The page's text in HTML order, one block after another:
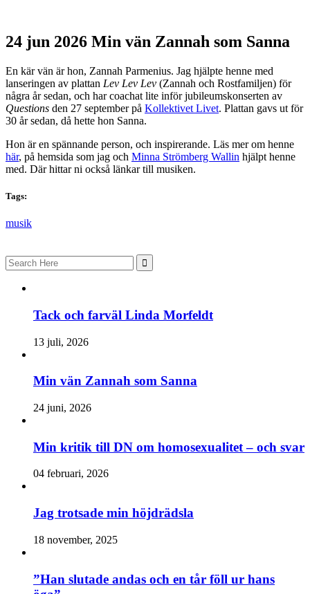
24 jun 2026 Min vän Zannah som Sanna
En kär vän är hon, Zannah Parmenius. Jag hjälpte henne med
lanseringen av plattan Lev Lev Lev (Zannah och Rostfamiljen) för
några år sedan, och har coachat lite inför jubileumskonserten av
Questions den 27 september på Kollektivet Livet. Plattan gavs ut för
30 år sedan, då hette hon Sanna.
Hon är en spännande person, och inspirerande. Läs mer om henne
här, på hemsida som jag och Minna Strömberg Wallin hjälpt henne
med. Där hittar ni också länkar till musiken.
Tags:
musik
Search
for:
Tack och farväl Linda Morfeldt
13 juli, 2026
Min vän Zannah som Sanna
24 juni, 2026
Min kritik till DN om homosexualitet – och svar
04 februari, 2026
Jag trotsade min höjdrädsla
18 november, 2025
”Han slutade andas och en tår föll ur hans